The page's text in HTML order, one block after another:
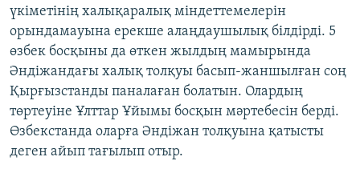
Русский
ЖАЗЫЛЫҢЫЗ
Басқа тілдерде
үкіметінің халықаралық міндеттемелерін
орындамауына ерекше алаңдаушылық білдірді. 5
өзбек босқыны да өткен жылдың мамырында
Әндіжандағы халық толқуы басып-жаншылған соң
Қырғызстанды паналаған болатын. Олардың
төртеуіне Ұлттар Ұйымы босқын мәртебесін берді.
Өзбекстанда оларға Әндіжан толқуына қатысты
деген айып тағылып отыр.